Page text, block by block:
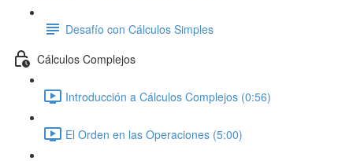
Desafío con Cálculos Simples
Cálculos Complejos
Introducción a Cálculos Complejos (0:56)
El Orden en las Operaciones (5:00)